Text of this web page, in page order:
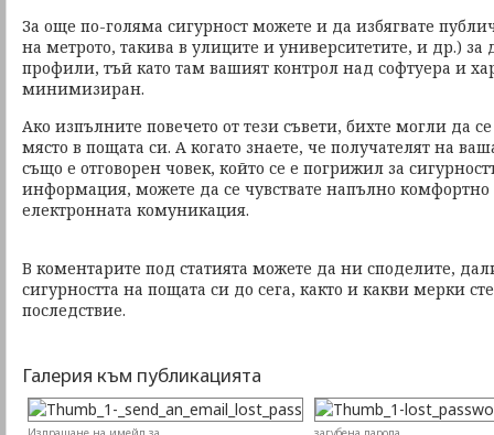
За още по-голяма сигурност можете и да избягвате
на метрото, такива в улиците и университетите, и др.)
профили, тъй като там вашият контрол над софтуера и
минимизиран.
Ако изпълните повечето от тези съвети, бихте могли да
място в пощата си. А когато знаете, че получателят на
също е отговорен човек, който се е погрижил за
информация, можете да се чувствате напълно комфортно
електронната комуникация.
В коментарите под статията можете да ни споделите,
сигурността на пощата си до сега, както и какви мерки
последствие.
Галерия към публикацията